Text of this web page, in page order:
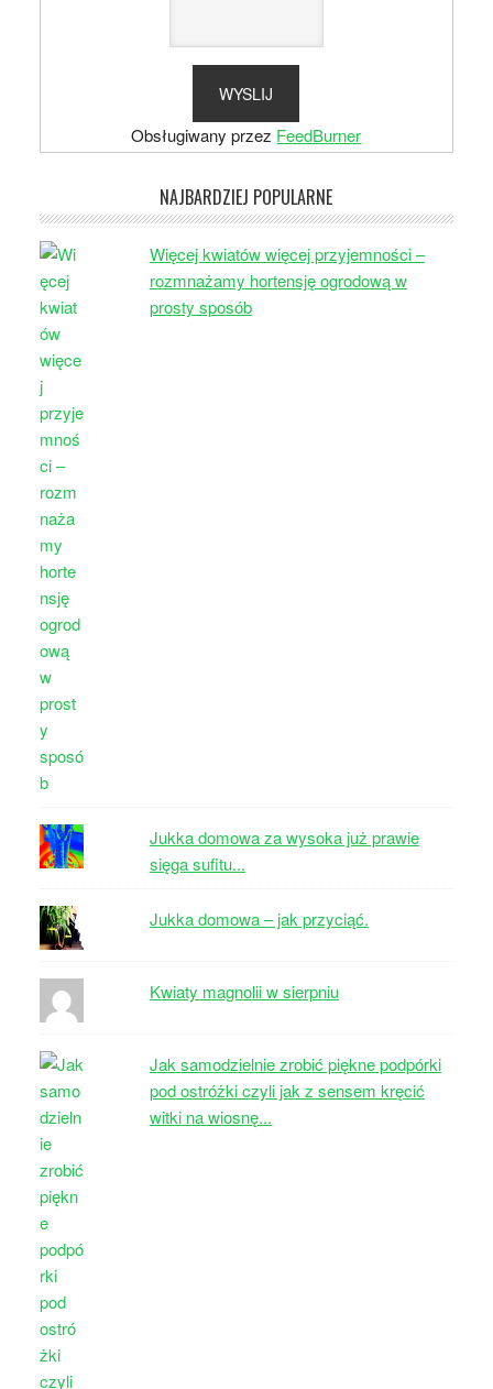
Obsługiwany przez FeedBurner
NAJBARDZIEJ POPULARNE
Więcej kwiatów więcej przyjemności –
rozmnażamy hortensję ogrodową w
prosty sposób
Jukka domowa za wysoka już prawie
sięga sufitu...
Jukka domowa – jak przyciąć.
Kwiaty magnolii w sierpniu
Jak samodzielnie zrobić piękne podpórki
pod ostróżki czyli jak z sensem kręcić
witki na wiosnę...